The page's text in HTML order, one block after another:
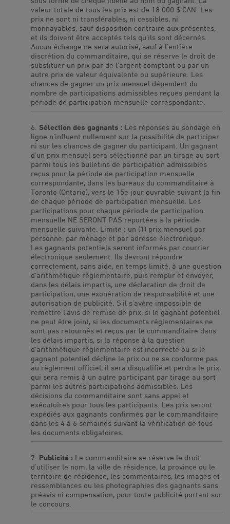
valeur totale de tous les prix est de 18 000 $ CAN. Les
prix ne sont ni transférables, ni cessibles, ni
monnayables, sauf disposition contraire aux présentes,
et ils doivent être acceptés tels qu’ils sont décernés.
Aucun échange ne sera autorisé, sauf à l’entière
discrétion du commanditaire, qui se réserve le droit de
substituer un prix par de l’argent comptant ou par un
autre prix de valeur équivalente ou supérieure. Les
chances de gagner un prix mensuel dépendent du
nombre de participations admissibles reçues pendant la
période de participation mensuelle correspondante.
Sélection des gagnants : Les réponses au sondage en
ligne n’influent nullement sur la possibilité de participer
ni sur les chances de gagner du participant. Un gagnant
d’un prix mensuel sera sélectionné par un tirage au sort
parmi tous les bulletins de participation admissibles
reçus pour la période de participation mensuelle
correspondante, dans les bureaux du commanditaire à
Toronto (Ontario), vers le 15e jour ouvrable suivant la fin
de chaque période de participation mensuelle. Les
participations pour chaque période de participation
mensuelle NE SERONT PAS reportées à la période
mensuelle suivante. Limite : un (1) prix mensuel par
personne, par ménage et par adresse électronique.
Les gagnants potentiels seront informés par courrier
électronique seulement. Ils devront répondre
correctement, sans aide, en temps limité, à une question
d’arithmétique réglementaire, puis remplir et envoyer,
dans les délais impartis, une déclaration de droit de
participation, une exonération de responsabilité et une
autorisation de publicité. S’il s’avère impossible de
remettre l’avis de remise de prix, si le gagnant potentiel
ne peut être joint, si les documents réglementaires ne
sont pas retournés et reçus par le commanditaire dans
les délais impartis, si la réponse à la question
d’arithmétique réglementaire est incorrecte ou si le
gagnant potentiel décline le prix ou ne se conforme pas
au règlement officiel, il sera disqualifié et perdra le prix,
qui sera remis à un autre participant par tirage au sort
parmi les autres participations admissibles. Les
décisions du commanditaire sont sans appel et
exécutoires pour tous les participants. Les prix seront
expédiés aux gagnants confirmés par le commanditaire
dans les 4 à 6 semaines suivant la vérification de tous
les documents obligatoires.
Publicité : Le commanditaire se réserve le droit
d’utiliser le nom, la ville de résidence, la province ou le
territoire de résidence, les commentaires, les images et
ressemblances ou les photographies des gagnants sans
préavis ni compensation, pour toute publicité portant sur
le concours.